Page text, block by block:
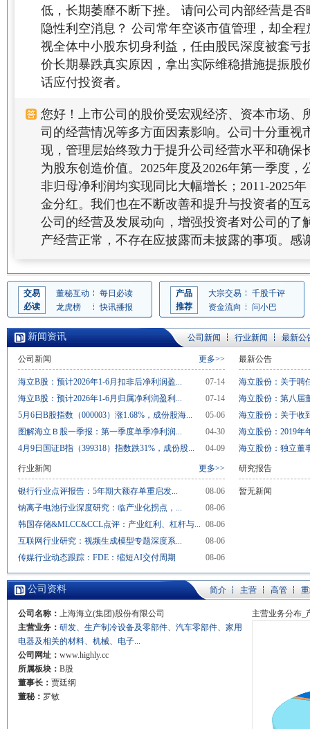
低，长期萎靡不断下挫。 请问公司内部经营是
隐性利空消息？ 公司常年空谈市值管理，却全
视全体中小股东切身利益，任由股民深度被套亏
价长期暴跌真实原因，拿出实际维稳措施提振股
话应付投资者。
您好！上市公司的股价受宏观经济、资本市场、
司的经营情况等多方面因素影响。公司十分重视
现，管理层始终致力于提升公司经营水平和确保
为股东创造价值。2025年度及2026年第一季度，
非归母净利润均实现同比大幅增长；2011-2025
金分红。我们也在不断改善和提升与投资者的互
公司的经营及发展动向，增强投资者对公司的了
产经营正常，不存在应披露而未披露的事项。感
交易
必读
董秘互动
每日必读
龙虎榜
快讯播报
产品
推荐
大宗交易
千股千评
资金流向
问小巴
新闻资讯 公司新闻 行业新闻 最新公
更多>>
公司新闻
07-14
海立B股：预计2026年1-6月扣非后净利润盈...
07-14
海立B股：预计2026年1-6月归属净利润盈利...
05-06
5月6日B股指数（000003）涨1.68%，成份股海...
04-30
图解海立Ｂ股一季报：第一季度单季净利润...
04-09
4月9日国证B指（399318）指数跌31%，成份股...
更多>>
行业新闻
08-06
银行行业点评报告：5年期大额存单重启发...
08-06
钠离子电池行业深度研究：临产业化拐点，...
08-06
韩国存储&MLCC&CCL点评：产业红利、杠杆与...
08-06
互联网行业研究：视频生成模型专题深度系...
08-06
传媒行业动态跟踪：FDE：缩短AI交付周期
最新公告
海立股份：关于聘
海立股份：第八届
海立股份：关于收
海立股份：2019年
海立股份：独立董
研究报告
暂无新闻
公司资料 简介 主营 高管
公司名称： 上海海立(集团)股份有限公司
主营业务： 研发、生产制冷设备及零部件、汽车零部件、家用
电器及相关的材料、机械、电子...
公司网址： www.highly.cc
所属板块： B股
董事长： 贾廷纲
董秘： 罗敏
主营业务分布_